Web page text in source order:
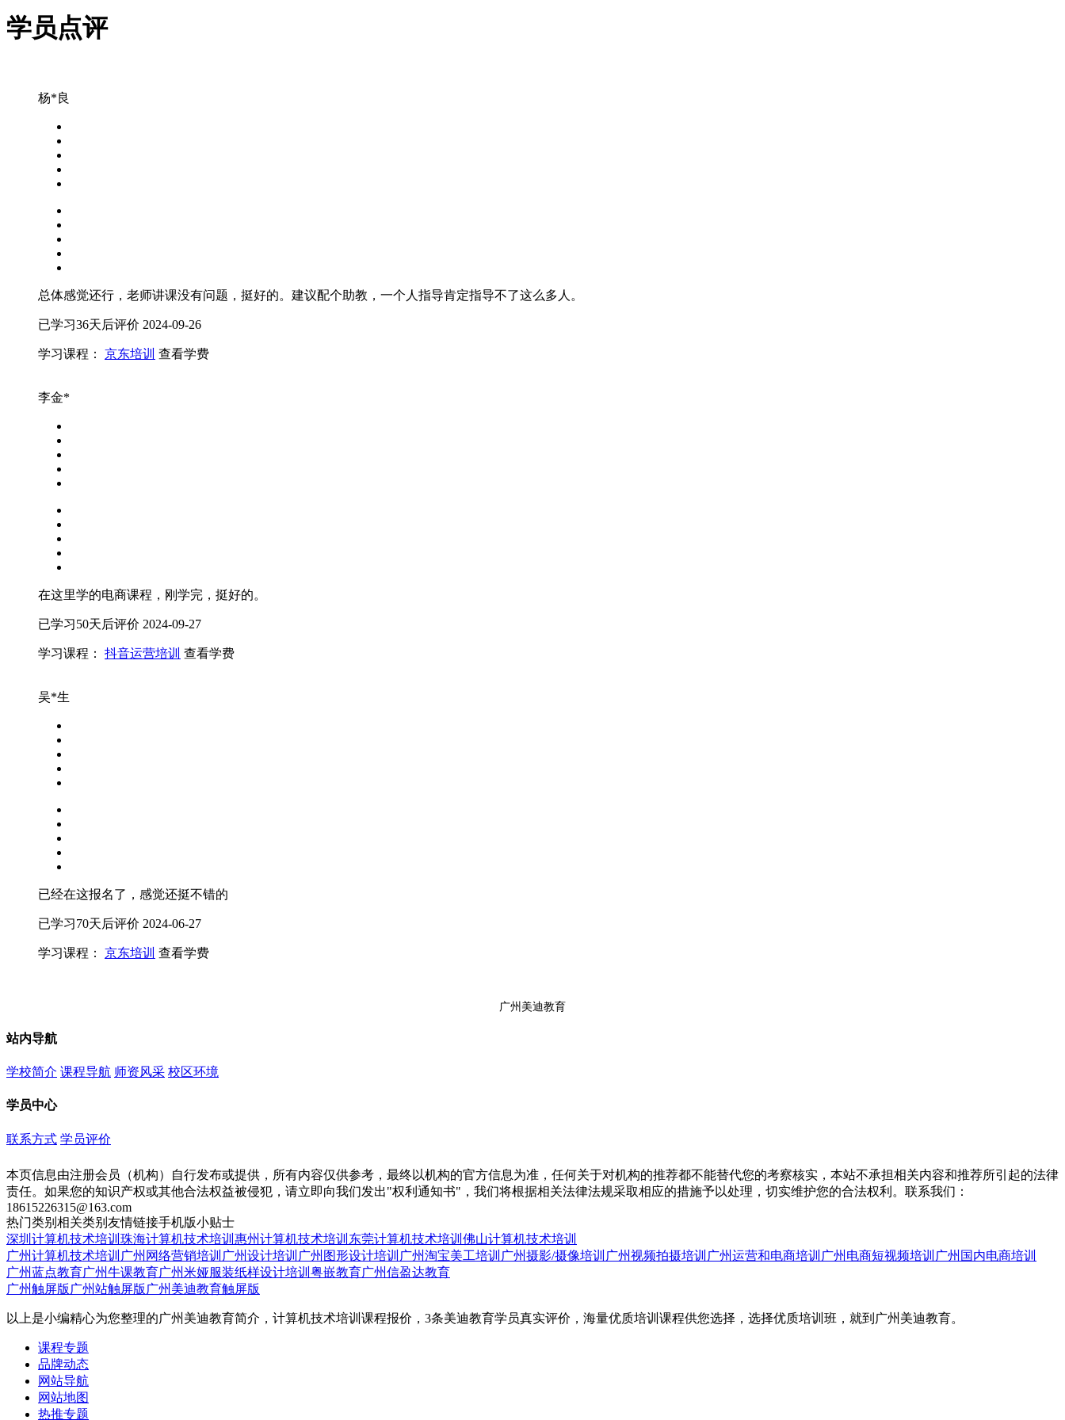
学员点评
杨*良
总体感觉还行，老师讲课没有问题，挺好的。建议配个助教，一个人指导肯定指导不了这么多人。
已学习36天后评价 2024-09-26
学习课程： 京东培训 查看学费
李金*
在这里学的电商课程，刚学完，挺好的。
已学习50天后评价 2024-09-27
学习课程： 抖音运营培训 查看学费
吴*生
已经在这报名了，感觉还挺不错的
已学习70天后评价 2024-06-27
学习课程： 京东培训 查看学费
广州美迪教育
站内导航
学校简介 课程导航 师资风采 校区环境
学员中心
联系方式 学员评价
本页信息由注册会员（机构）自行发布或提供，所有内容仅供参考，最终以机构的官方信息为准，任何关于对机构的推荐都不能替代您的考察核实，本站不承担相关内容和推荐所引起的法律
责任。如果您的知识产权或其他合法权益被侵犯，请立即向我们发出"权利通知书"，我们将根据相关法律法规采取相应的措施予以处理，切实维护您的合法权利。联系我们：
18615226315@163.com
热门类别 相关类别 友情链接手机版小贴士
深圳计算机技术培训 珠海计算机技术培训 惠州计算机技术培训 东莞计算机技术培训 佛山计算机技术培训
广州计算机技术培训 广州网络营销培训 广州设计培训 广州图形设计培训 广州淘宝美工培训 广州摄影/摄像培训 广州视频拍摄培训 广州运营和电商培训 广州电商短视频培训 广州国内电商培训
广州蓝点教育广州牛课教育广州米娅服装纸样设计培训 粤嵌教育广州信盈达教育
广州触屏版 广州站触屏版 广州美迪教育触屏版
以上是小编精心为您整理的广州美迪教育简介，计算机技术培训课程报价，3条美迪教育学员真实评价，海量优质培训课程供您选择，选择优质培训班，就到广州美迪教育。
课程专题
品牌动态
网站导航
网站地图
热推专题